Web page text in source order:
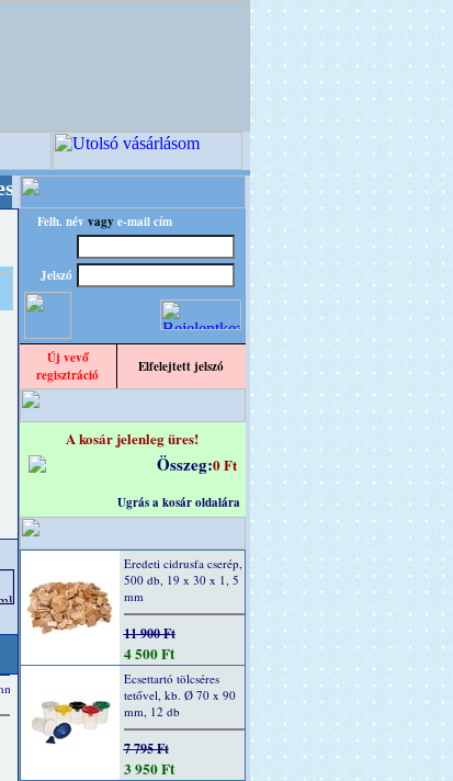
+++++++ OPITEC - A Kreatív Világ
Felh. név vagy e-mail cím
Jelszó
Új vevő
regisztráció
Elfelejtett jelszó
A kosár jelenleg üres!
Összeg:0 Ft
Ugrás a kosár oldalára
Eredeti cidrusfa cserép,
500 db, 19 x 30 x 1, 5
mm
11 900 Ft
4 500 Ft
Ecsettartó tölcséres
tetővel, kb. Ø 70 x 90
mm, 12 db
7 795 Ft
3 950 Ft